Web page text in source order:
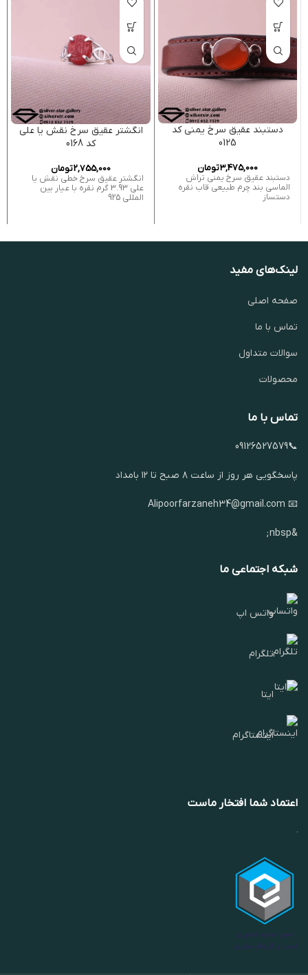
دستبند عقیق سرخ یمنی کد
0125
3,475,000تومان
دستبند عقیق سرخ یمنی تراش
الماسی بند چرم طبیعی قاب نقره
دستساز
انگشتر عقیق سرخ نقش یا علی
کد 0168
2,755,000تومان
انگشتر عقیق سرخ خطی نقش یا
علی 3.93 گرم نقره با عیار بین
المللی 925
لینک‌های مفید
صفحه اصلی
تماس با ما
سوالات متداول
محصولات
تماس با ما
📞09126527579
پاسخگویی هر روز از ساعت ۸ صبح تا ۱۲ بامداد
📧 Alipoorfarzaneh34@gmail.com
&nbsp;
شبکه اجتماعی ما
واتس اپ
تلگرام
ایتا
اینستاگرام
اعتماد شما افتخار ماست